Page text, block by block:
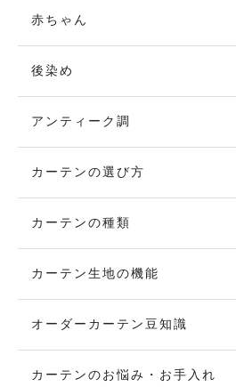
赤ちゃん
後染め
アンティーク調
カーテンの選び方
カーテンの種類
カーテン生地の機能
オーダーカーテン豆知識
カーテンのお悩み・お手入れ